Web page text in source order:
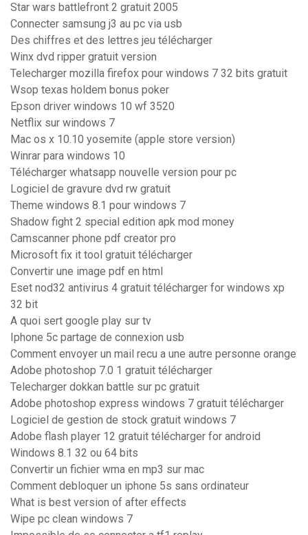
Star wars battlefront 2 gratuit 2005
Connecter samsung j3 au pc via usb
Des chiffres et des lettres jeu télécharger
Winx dvd ripper gratuit version
Telecharger mozilla firefox pour windows 7 32 bits gratuit
Wsop texas holdem bonus poker
Epson driver windows 10 wf 3520
Netflix sur windows 7
Mac os x 10.10 yosemite (apple store version)
Winrar para windows 10
Télécharger whatsapp nouvelle version pour pc
Logiciel de gravure dvd rw gratuit
Theme windows 8.1 pour windows 7
Shadow fight 2 special edition apk mod money
Camscanner phone pdf creator pro
Microsoft fix it tool gratuit télécharger
Convertir une image pdf en html
Eset nod32 antivirus 4 gratuit télécharger for windows xp
32 bit
A quoi sert google play sur tv
Iphone 5c partage de connexion usb
Comment envoyer un mail recu a une autre personne orange
Adobe photoshop 7.0 1 gratuit télécharger
Telecharger dokkan battle sur pc gratuit
Adobe photoshop express windows 7 gratuit télécharger
Logiciel de gestion de stock gratuit windows 7
Adobe flash player 12 gratuit télécharger for android
Windows 8.1 32 ou 64 bits
Convertir un fichier wma en mp3 sur mac
Comment debloquer un iphone 5s sans ordinateur
What is best version of after effects
Wipe pc clean windows 7